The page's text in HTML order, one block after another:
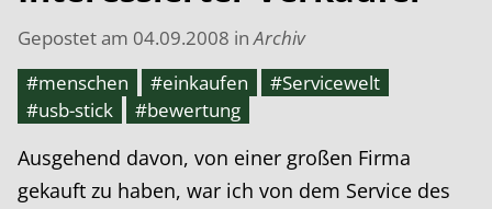
Gepostet am 04.09.2008 inArchiv
#menschen
#einkaufen
#Servicewelt
#usb-stick
#bewertung
Ausgehend davon, von einer großen Firma
gekauft zu haben, war ich von dem Service des